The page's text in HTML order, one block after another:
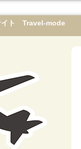
イト Travel-mode